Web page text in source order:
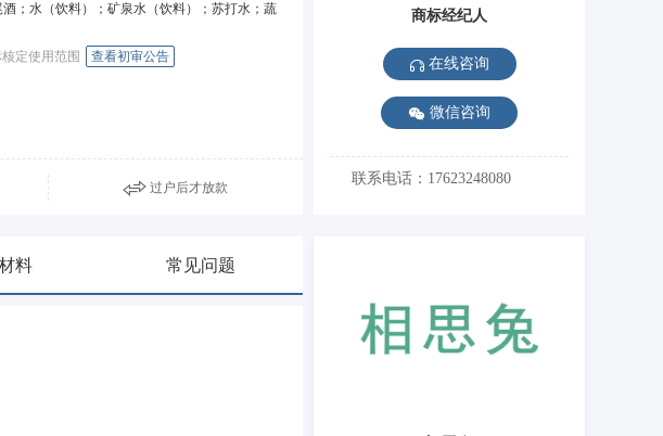
；水（饮料）；矿泉水（饮料）；苏打水；蔬
定使用范围 查看初审公告
过户后才放款
料 常见问题
商标经纪人
在线咨询
微信咨询
联系电话：17623248080